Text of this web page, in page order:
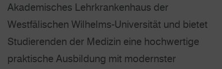
Akademisches Lehrkrankenhaus der
Westfälischen Wilhelms-Universität und bietet
Studierenden der Medizin eine hochwertige
praktische Ausbildung mit modernster